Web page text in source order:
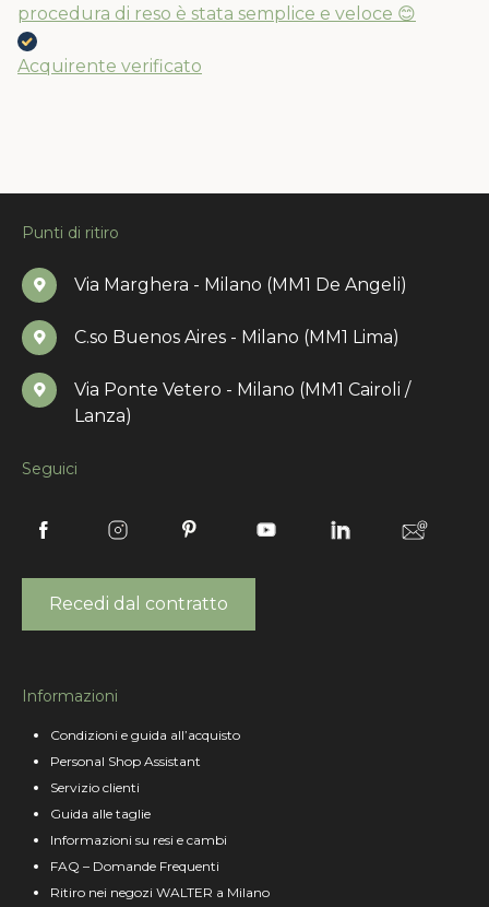
procedura di reso è stata semplice e veloce 😊
Acquirente verificato
Punti di ritiro
Via Marghera - Milano (MM1 De Angeli)
C.so Buenos Aires - Milano (MM1 Lima)
Via Ponte Vetero - Milano (MM1 Cairoli /
Lanza)
Seguici
Recedi dal contratto
Informazioni
Condizioni e guida all’acquisto
Personal Shop Assistant
Servizio clienti
Guida alle taglie
Informazioni su resi e cambi
FAQ – Domande Frequenti
Ritiro nei negozi WALTER a Milano